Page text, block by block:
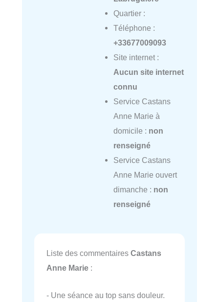
Quartier :
Téléphone :
+33677009093
Site internet :
Aucun site internet
connu
Service Castans
Anne Marie à
domicile : non
renseigné
Service Castans
Anne Marie ouvert
dimanche : non
renseigné
Liste des commentaires Castans
Anne Marie :
- Une séance au top sans douleur.